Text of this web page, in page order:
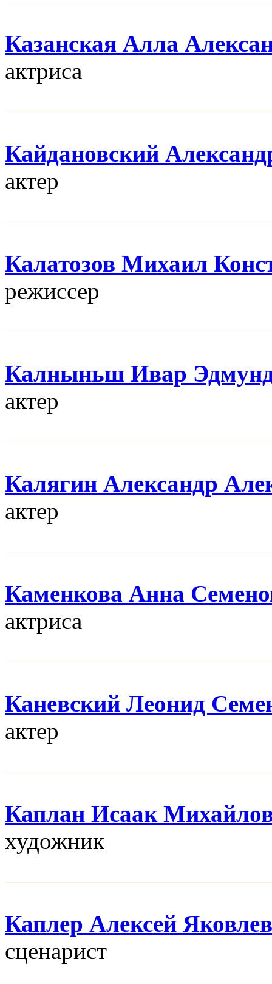
Казанская Алла
актриса
Кайдановский
актер
Калатозов Михаил
режисcер
Калныньш Ивар
актер
Калягин Александр
актер
Каменкова Анна
актриса
Каневский Леонид
актер
Каплан Исаак
художник
Каплер Алексей
сценарист